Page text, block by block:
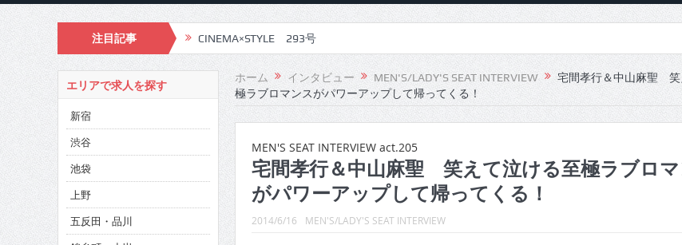
注目記事 CINEMA×STYLE 293号
CINEMA×STYLE 292号
CINEMA×STYLE 291号
CINEMA×STYLE 290号
CINEMA×STYLE 289号
CINEMA×STYLE 288号
CINEMA×STYLE 287号
ホーム インタビュー MEN'S/LADY'S SEAT INTERVIEW
宅間孝行＆中山麻聖 笑
極ラブロマンスがパワーアップして帰ってくる！
MEN'S SEAT INTERVIEW act.205
宅間孝行＆中山麻聖 笑えて泣ける至極ラブロ
がパワーアップして帰ってくる！
2014/6/16 MEN'S/LADY'S SEAT INTERVIEW
エリアで求人を探す
新宿
渋谷
池袋
上野
五反田・品川